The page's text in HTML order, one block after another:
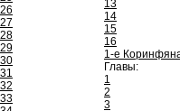
26
27
28
29
30
31
32
33
13
14
15
16
1-е
Главы:
1
2
3